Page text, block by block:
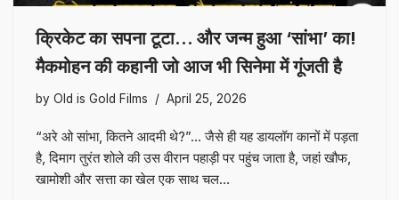
क्रिकेट का सपना टूटा… और जन्म हुआ ‘सांभा’ का!
मैकमोहन की कहानी जो आज भी सिनेमा में गूंजती है
by Old is Gold Films April 25, 2026
“अरे ओ सांभा, कितने आदमी थे?”… जैसे ही यह डायलॉग कानों में पड़ता
है, दिमाग तुरंत शोले की उस वीरान पहाड़ी पर पहुंच जाता है, जहां खौफ,
खामोशी और सत्ता का खेल एक साथ चल…